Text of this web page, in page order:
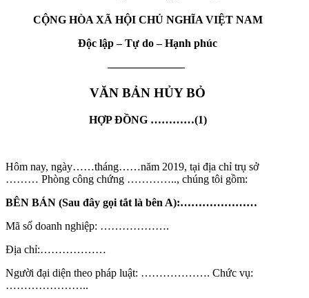
CỘNG HÒA XÃ HỘI CHỦ NGHĨA VIỆT NAM
Độc lập – Tự do – Hạnh phúc
———————
VĂN BẢN HỦY BỎ
HỢP ĐỒNG …………(1)
Hôm nay, ngày……tháng……năm 2019, tại địa chỉ trụ sở
……… Phòng công chứng ………….., chúng tôi gồm:
BÊN BÁN (Sau đây gọi tắt là bên A):…………………
Mã số doanh nghiệp: ……………….
Địa chỉ:………………
Người đại diện theo pháp luật: ………………. Chức vụ:
…………………..